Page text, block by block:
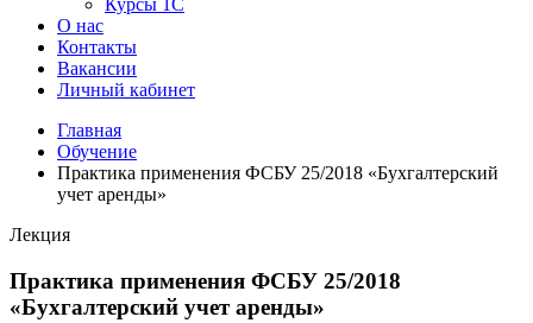
Курсы 1С
О нас
Контакты
Вакансии
Личный кабинет
Главная
Обучение
Практика применения ФСБУ 25/2018 «Бухгалтерский
учет аренды»
Лекция
Практика применения ФСБУ 25/2018
«Бухгалтерский учет аренды»